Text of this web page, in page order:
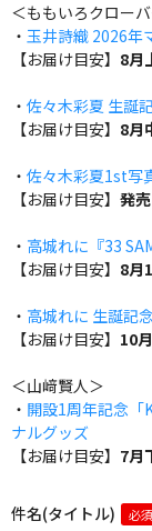
＜ももいろクロー
・ 玉井詩織 2026年
【お届け目安】 8月
・ 佐々木彩夏 生誕
【お届け目安】 8月
・ 佐々木彩夏1st写
【お届け目安】 発
・ 高城れに『33
【お届け目安】 8月
・ 高城れに 生誕記
【お届け目安】 10
＜山﨑賢人＞
・ 開設1周年記念「
ナルグッズ
【お届け目安】 7月
件名(タイトル)